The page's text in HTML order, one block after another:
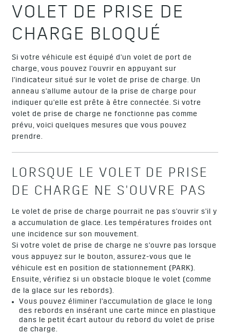
VOLET DE PRISE DE
CHARGE BLOQUÉ
Si votre véhicule est équipé d'un volet de port de
charge, vous pouvez l'ouvrir en appuyant sur
l'indicateur situé sur le volet de prise de charge. Un
anneau s'allume autour de la prise de charge pour
indiquer qu'elle est prête à être connectée. Si votre
volet de prise de charge ne fonctionne pas comme
prévu, voici quelques mesures que vous pouvez
prendre.
LORSQUE LE VOLET DE PRISE
DE CHARGE NE S'OUVRE PAS
Le volet de prise de charge pourrait ne pas s'ouvrir s'il y
a accumulation de glace. Les températures froides ont
une incidence sur son mouvement.
Si votre volet de prise de charge ne s'ouvre pas lorsque
vous appuyez sur le bouton, assurez-vous que le
véhicule est en position de stationnement (PARK).
Ensuite, vérifiez si un obstacle bloque le volet (comme
de la glace sur les rebords).
Vous pouvez éliminer l'accumulation de glace le long
des rebords en insérant une carte mince en plastique
dans le petit écart autour du rebord du volet de prise
de charge.